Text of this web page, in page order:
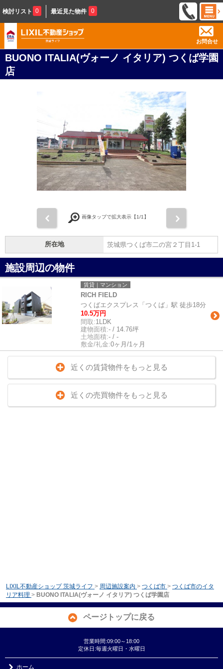
検討リスト 0 最近見た物件 0
お問合せ
BUONO ITALIA(ヴォーノ イタリア) つくば学園
店
画像タップで拡大表示【1/1】
所在地 茨城県つくば市二の宮２丁目1-1
施設周辺の物件
賃貸｜マンション
RICH FIELD
つくばエクスプレス「つくば」駅 徒歩18分
10.5万円
間取:1LDK
建物面積:- / 14.76坪
土地面積:- / -
敷金/礼金:0ヶ月/1ヶ月
近くの賃貸物件をもっと見る
近くの売買物件をもっと見る
LIXIL不動産ショップ 茨城ライフ > 周辺施設案内 > つくば市 > つくば市のイタ
リア料理 > BUONO ITALIA(ヴォーノ イタリア) つくば学園店
ページトップに戻る
営業時間:09:00～18:00
定休日:毎週火曜日・水曜日
ホーム